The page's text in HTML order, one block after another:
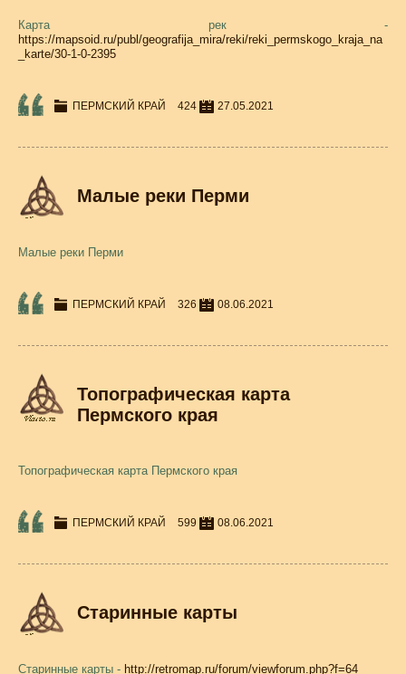
Карта рек -
https://mapsoid.ru/publ/geografija_mira/reki/reki_permskogo_kraja_na
_karte/30-1-0-2395
ПЕРМСКИЙ КРАЙ 424 27.05.2021
Малые реки Перми
Малые реки Перми
ПЕРМСКИЙ КРАЙ 326 08.06.2021
Топографическая карта
Пермского края
Топографическая карта Пермского края
ПЕРМСКИЙ КРАЙ 599 08.06.2021
Старинные карты
Старинные карты - http://retromap.ru/forum/viewforum.php?f=64